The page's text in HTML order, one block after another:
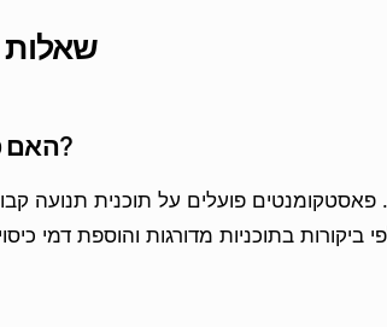
שאלות
האם פאסטקומנטים זול יותר מיוטפו?
פועלים על תוכנית תנועה
ביקורות בתוכניות מדורגות והוספת דמי